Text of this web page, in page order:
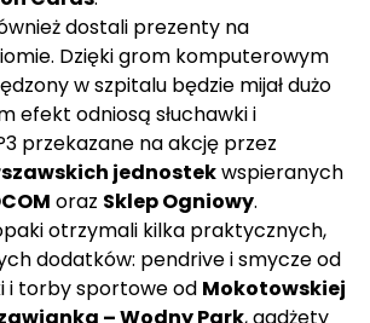
dostali prezenty na
Dzięki grom komputerowym
w szpitalu będzie mijał dużo
efekt odniosą słuchawki i
przekazane na akcję przez
jednostekwspieranych
oraz Sklep Ogniowy.
otrzymali kilka praktycznych,
dodatków: pendrive i smycze od
i torby sportowe od Mokotowskiej